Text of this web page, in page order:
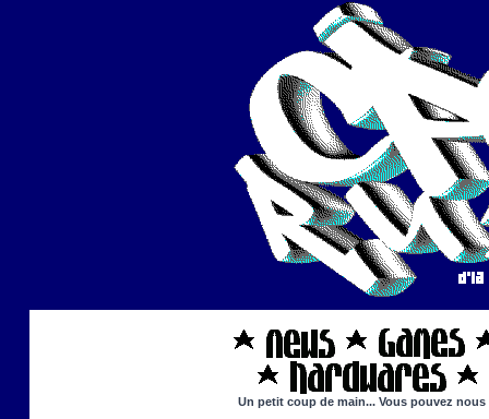
Un petit coup de main... Vous pouvez